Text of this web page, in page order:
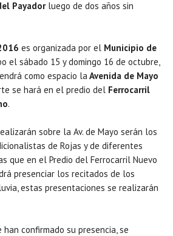
Payadorluego de dos años sin
es organizada por el Municipio de
el sábado 15 y domingo 16 de octubre,
como espacio la Avenida de Mayo
se hará en el predio del Ferrocarril
.
sobre la Av. de Mayo serán los
de Rojas y de diferentes
que en el Predio del Ferrocarril Nuevo
presenciar los recitados de los
estas presentaciones se realizarán
confirmado su presencia, se